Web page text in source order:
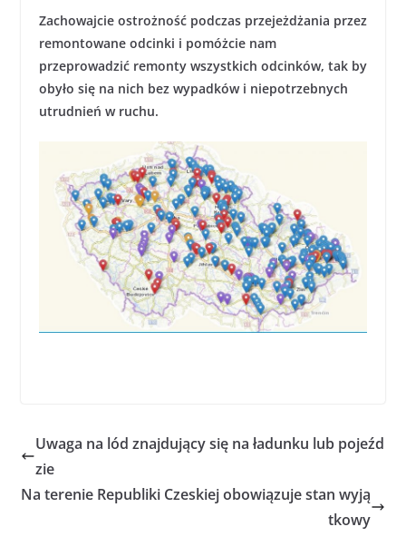
Zachowajcie ostrożność podczas przejeżdżania przez
remontowane odcinki i pomóżcie nam
przeprowadzić remonty wszystkich odcinków, tak by
obyło się na nich bez wypadków i niepotrzebnych
utrudnień w ruchu.
Uwaga na lód znajdujący się na ładunku lub pojeźd
zie
Na terenie Republiki Czeskiej obowiązuje stan wyją
tkowy